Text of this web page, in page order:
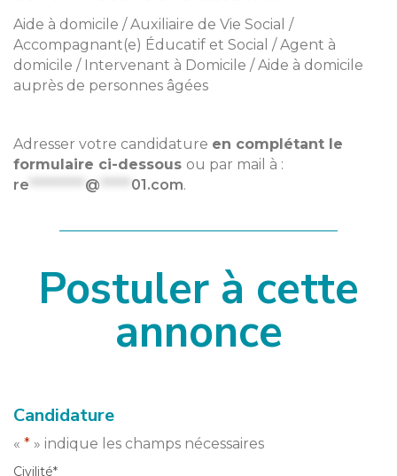
Aide à domicile / Auxiliaire de Vie Social /
Accompagnant(e) Éducatif et Social / Agent à
domicile / Intervenant à Domicile / Aide à domicile
auprès de personnes âgées
Adresser votre candidature en complétant le
formulaire ci-dessous ou par mail à :
re
@ 01.com.
Postuler à cette
annonce
Candidature
« * » indique les champs nécessaires
Civilité*